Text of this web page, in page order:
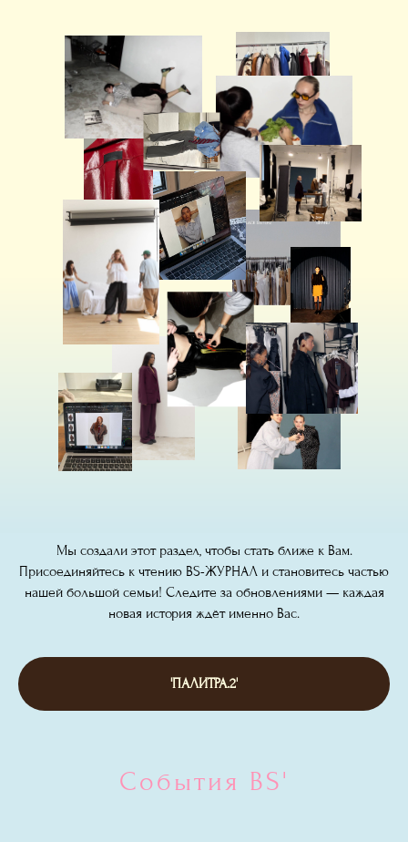
Мы создали этот раздел, чтобы стать ближе к Вам.
Присоединяйтесь к чтению BS-ЖУРНАЛ и становитесь частью
нашей большой семьи! Следите за обновлениями — каждая
новая история ждёт именно Вас.
'ПАЛИТРА.2'
События BS'